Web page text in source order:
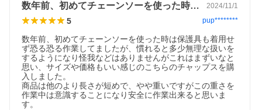
数年前、初めてチェーンソーを使った時は… 2024/11/1
5 pup********
数年前、初めてチェーンソーを使った時は保護具も着用せ
ず恐る恐る作業してましたが、慣れると多少無理な扱いを
するようになり怪我などはありませんがこれはまずいなと
思い、サイズや価格もいい感じのこちらのチャップスを購
入しました。
商品は他のより長さが短めで、やや重いですがこの重さを
作業中は意識することになり安全に作業出来ると思いま
す。